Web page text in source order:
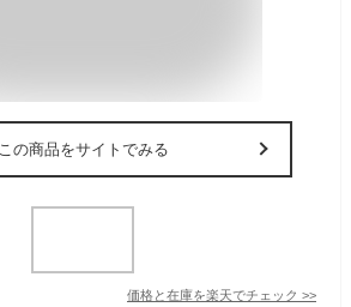
この商品をサイトでみる
価格と在庫を楽天でチェック >>